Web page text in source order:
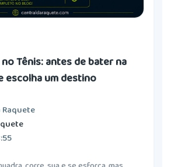
Tênis: antes de bater na
escolha um destino